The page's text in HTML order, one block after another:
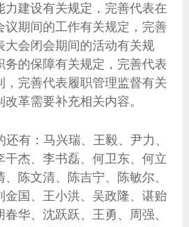
力建设有关规定，完善代表在
议期间的工作有关规定，完善
大会闭会期间的活动有关规
务的保障有关规定，完善代表
，完善代表履职管理监督有关
革需要补充相关内容。
有：马兴瑞、王毅、尹力、
干杰、李书磊、何卫东、何立
陈文清、陈吉宁、陈敏尔、
金国、王小洪、吴政隆、谌贻
华、沈跃跃、王勇、周强、